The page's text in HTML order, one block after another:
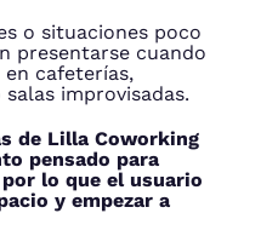
o situaciones poco
presentarse cuando
en cafeterías,
improvisadas.
de Lilla Coworking
pensado para
lo que el usuario
y empezar a